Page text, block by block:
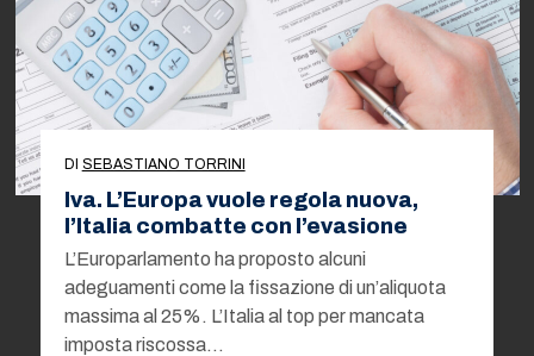
DI SEBASTIANO TORRINI
Iva. L’Europa vuole regola nuova,
l’Italia combatte con l’evasione
L’Europarlamento ha proposto alcuni
adeguamenti come la fissazione di un’aliquota
massima al 25%. L’Italia al top per mancata
imposta riscossa…